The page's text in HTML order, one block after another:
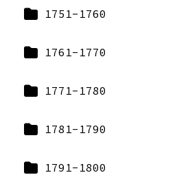
1751-1760
1761-1770
1771-1780
1781-1790
1791-1800